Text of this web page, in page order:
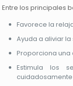
Entre los principales
Favorece la
Ayuda a aliviar
Proporciona
Estimula los